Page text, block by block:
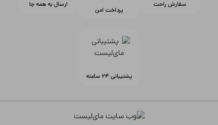
سفارش راحت
پرداخت امن
ارسال به همه جا
پشتیبانی ۲۴ ساعته